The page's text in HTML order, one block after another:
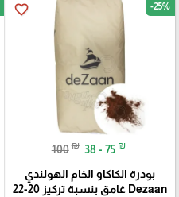
favorite_border -25%
100 ₪ 38 - 75 ₪
بودرة الكاكاو الخام الهولندي
Dezaan غامق بنسبة تركيز 20-22